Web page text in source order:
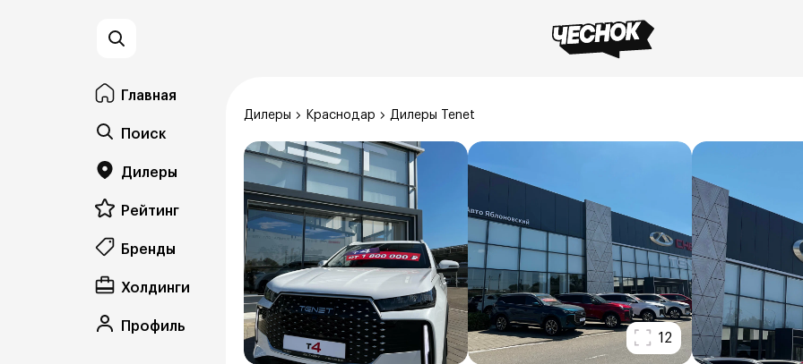
Главная
Поиск
Дилеры
Рейтинг
Бренды
Холдинги
Профиль
Дилеры Краснодар Дилеры Tenet
12